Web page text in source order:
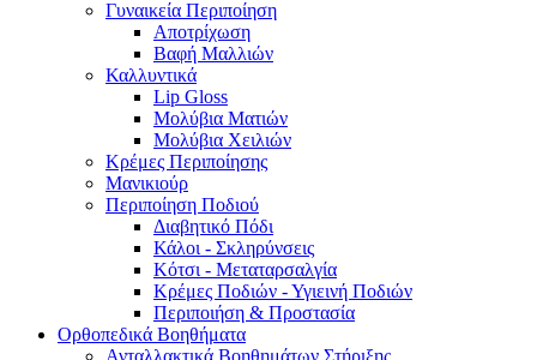
Γυναικεία Περιποίηση
Αποτρίχωση
Βαφή Μαλλιών
Καλλυντικά
Lip Gloss
Μολύβια Ματιών
Μολύβια Χειλιών
Κρέμες Περιποίησης
Μανικιούρ
Περιποίηση Ποδιού
Διαβητικό Πόδι
Κάλοι - Σκληρύνσεις
Κότσι - Μεταταρσαλγία
Κρέμες Ποδιών - Υγιεινή Ποδιών
Περιποιήση & Προστασία
Ορθοπεδικά Βοηθήματα
Ανταλλακτικά Βοηθημάτων Στήριξης